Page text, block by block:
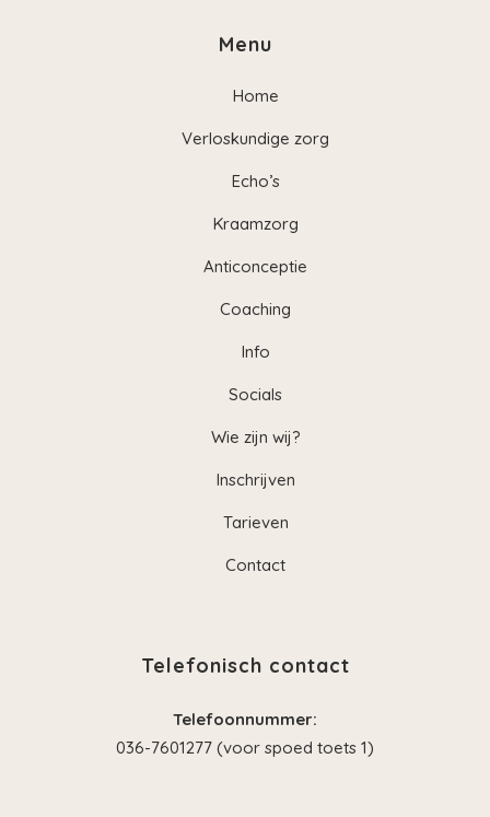
Menu
Home
Verloskundige zorg
Echo’s
Kraamzorg
Anticonceptie
Coaching
Info
Socials
Wie zijn wij?
Inschrijven
Tarieven
Contact
Telefonisch contact
Telefoonnummer:
036-7601277 (voor spoed toets 1)